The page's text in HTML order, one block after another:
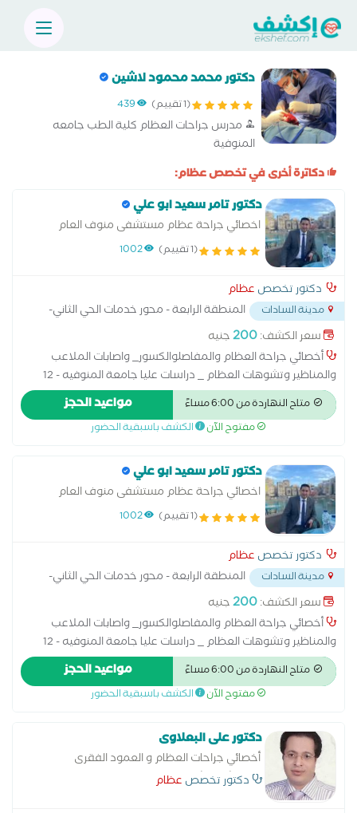
دكتور محمد محمود لاشين
(1 تقييم) 439
مدرس جراحات العظام كلية الطب جامعه
المنوفية
دكاترة أخرى في تخصص عظام:
دكتور تامر سعيد ابو علي
اخصائي جراحة عظام مستشفى منوف العام
والسادات
(1 تقييم) 1002
دكتور تخصص عظام
مدينة السادات
المنطقة الرابعة - محور خدمات الحي الثاني-
بجوار مستشفي دار الشفا ... سعر الكشف:200جنيه
أخصائي جراحة العظام والمفاصلوالكسور_ واصابات الملاعب
والمناظير وتشوهات العظام _ دراسات عليا جامعة المنوفيه - 12
سنة خبره _ متشفي منوف العام والسادات ومركز بدر - متابعة
الكسور والعمليات - تصليح الاوتار وتسليك الاعصاب
متاح النهاردة من 6:00 مساءً مواعيد الحجز
مفتوح الآن الكشف باسبقية الحضور
دكتور تامر سعيد ابو علي
اخصائي جراحة عظام مستشفى منوف العام
والسادات
(1 تقييم) 1002
دكتور تخصص عظام
مدينة السادات
المنطقة الرابعة - محور خدمات الحي الثاني-
بجوار مستشفي دار الشفا ... سعر الكشف:200جنيه
أخصائي جراحة العظام والمفاصلوالكسور_ واصابات الملاعب
والمناظير وتشوهات العظام _ دراسات عليا جامعة المنوفيه - 12
سنة خبره _ متشفي منوف العام والسادات ومركز بدر - متابعة
الكسور والعمليات - تصليح الاوتار وتسليك الاعصاب
متاح النهاردة من 6:00 مساءً مواعيد الحجز
مفتوح الآن الكشف باسبقية الحضور
دكتور على البعلاوى
أخصائي جراحات العظام و العمود الفقرى
بمستشفى شبين الكوم التعليمى .
دكتور تخصص عظام